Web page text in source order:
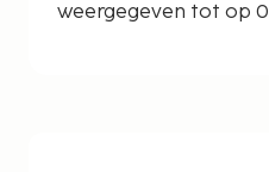
weergegeven tot op